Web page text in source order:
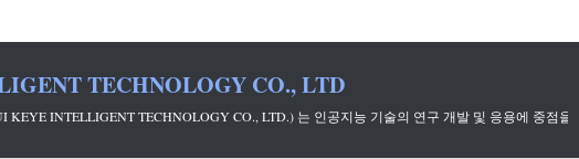
TECHNOLOGY CO., LTD
INTELLIGENT TECHNOLOGY CO., LTD.) 는 인공지능 기술의 연구 개발 및 응용에 중